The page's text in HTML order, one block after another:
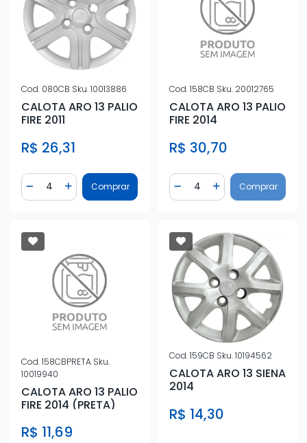
Cod. 080CB Sku.10013886
CALOTA ARO 13 PALIO
FIRE 2011
R$ 26,31
Diminuir Quantidade
Quantidade
Adicionar Quantidade
Comprar
Cod.158CB Sku. 20012765
CALOTA ARO 13 PALIO
FIRE 2014
R$ 30,70
Diminuir Quantidade
Quantidade
AdicionarComprar
Cod.158CBPRETA Sku.
10019940
CALOTA ARO 13 PALIO
FIRE 2014 (PRETA)
R$ 11,69
Cod.159CB Sku.10194562
CALOTA ARO 13 SIENA
2014
R$ 14,30